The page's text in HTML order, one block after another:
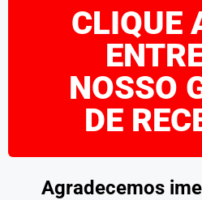
CLIQUE
NOSSO
DE
Agradecemos